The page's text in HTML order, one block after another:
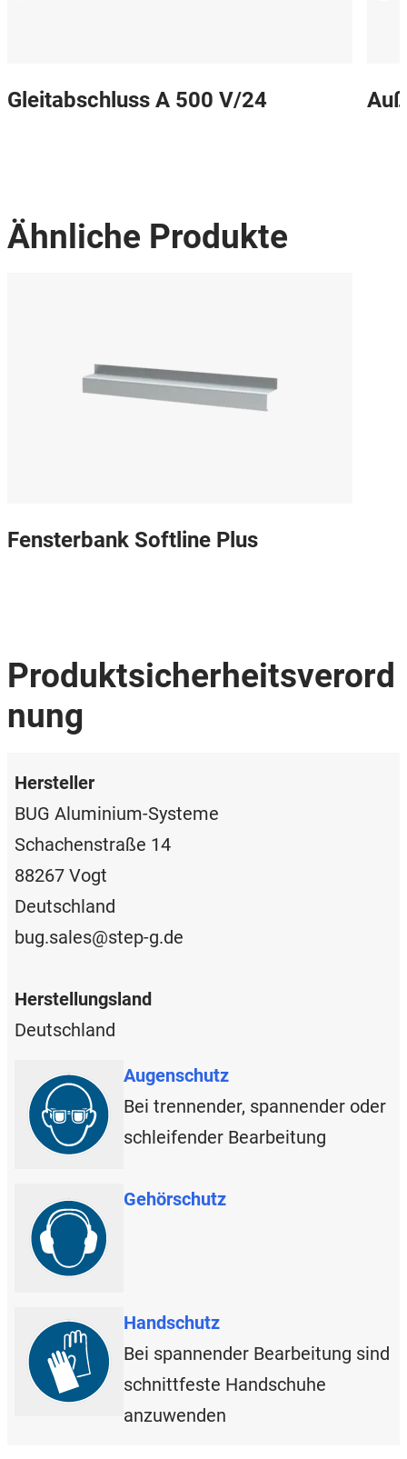
Gleitabschluss A 500 V/24
Ähnliche Produkte
Fensterbank Softline Plus
Produktsicherheitsverord
nung
Hersteller
BUG Aluminium-Systeme
Schachenstraße 14
88267 Vogt
Deutschland
bug.sales@step-g.de
Herstellungsland
Deutschland
Augenschutz
Bei trennender, spannender oder
schleifender Bearbeitung
Gehörschutz
Handschutz
Bei spannender Bearbeitung sind
schnittfeste Handschuhe
anzuwenden